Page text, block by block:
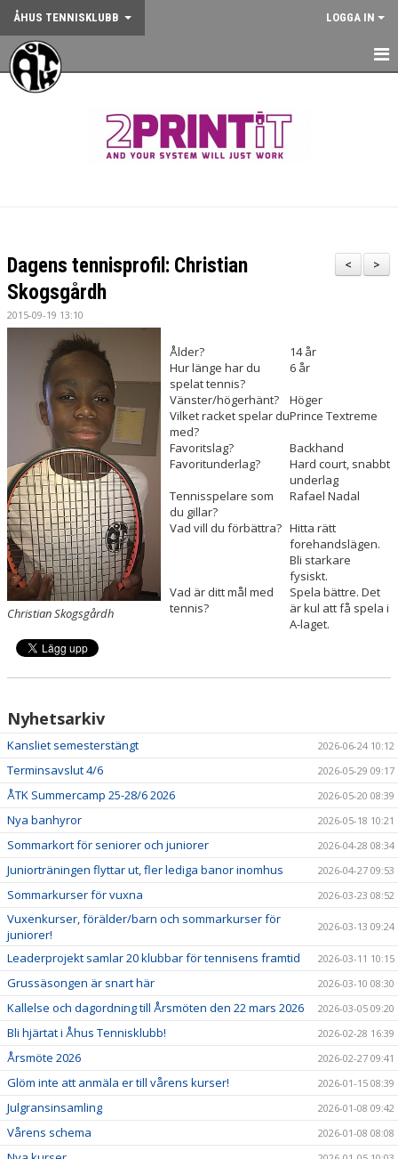
ÅHUS TENNISKLUBB LOGGA IN
HEM
ANMÄLAN AKTIVITET
KALENDER
KÖP KLUBBKLÄDER
ÅTK TRÄNINGSVERKSAMHET
>
<
Dagens tennisprofil: Christian
Skogsgårdh
2015-09-19 13:10
Christian Skogsgårdh
Ålder?
14 år
Hur länge har du
spelat tennis?
6 år
Vänster/högerhänt?
Höger
Vilket racket spelar du
med?
Prince Textreme
Favoritslag?
Backhand
Favoritunderlag?
Hard court, snabbt
underlag
Tennisspelare som
du gillar?
Rafael Nadal
Vad vill du förbättra? Hitta rätt
forehandslägen.
Bli starkare
fysiskt.
Vad är ditt mål med
tennis?
Spela bättre. Det
är kul att få spela i
A-laget.
Nyhetsarkiv
Kansliet semesterstängt 2026-06-24 10:12
Terminsavslut 4/6 2026-05-29 09:17
ÅTK Summercamp 25-28/6 2026 2026-05-20 08:39
Nya banhyror 2026-05-18 10:21
Sommarkort för seniorer och juniorer 2026-04-28 08:34
Juniorträningen flyttar ut, fler lediga banor inomhus 2026-04-27 09:53
Sommarkurser för vuxna 2026-03-23 08:52
Vuxenkurser, förälder/barn och sommarkurser för
juniorer!
2026-03-13 09:24
Leaderprojekt samlar 20 klubbar för tennisens framtid 2026-03-11 10:15
Grussäsongen är snart här 2026-03-10 08:30
Kallelse och dagordning till Årsmöten den 22 mars 2026 2026-03-05 09:20
Bli hjärtat i Åhus Tennisklubb! 2026-02-28 16:39
Årsmöte 2026 2026-02-27 09:41
Glöm inte att anmäla er till vårens kurser! 2026-01-15 08:39
Julgransinsamling 2026-01-08 09:42
Vårens schema 2026-01-08 08:08